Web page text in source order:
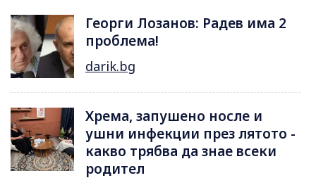
Георги Лозанов: Радев има 2
проблема!
darik.bg
Хрема, запушено носле и
ушни инфекции през лятотo -
какво трябва да знае всеки
родител